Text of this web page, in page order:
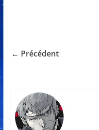
← Précédent